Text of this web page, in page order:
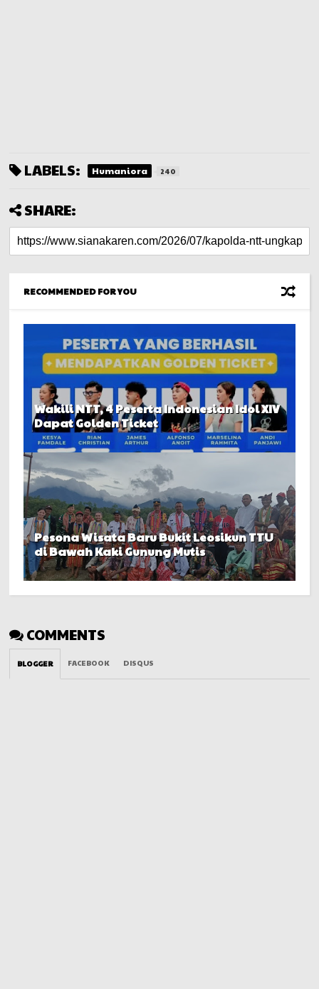
LABELS: Humaniora 240
SHARE:
RECOMMENDED FOR YOU
Wakili NTT, 4 Peserta Indonesian Idol XIV
Dapat Golden Ticket
Pesona Wisata Baru Bukit Leosikun TTU
di Bawah Kaki Gunung Mutis
COMMENTS
BLOGGER FACEBOOK DISQUS